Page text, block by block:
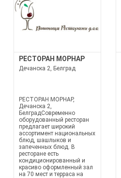
РЕСТОРАН МОРНАР
Дечанска 2, Белград
РЕСТОРАН МОРНАР,
Дечанска 2,
БелградСовременно
оборудованный ресторан
предлагает широкий
ассортимент национальных
блюд, шашлыков и
запеченных блюд. В
ресторане есть
кондиционированный и
красиво оформленный зал
на 70 мест и терраса на